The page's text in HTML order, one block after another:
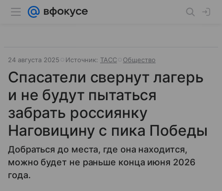
24 августа 2025 Источник: ТАСС Общество
Спасатели свернут лагерь
и не будут пытаться
забрать россиянку
Наговицину с пика Победы
Добраться до места, где она находится,
можно будет не раньше конца июня 2026
года.